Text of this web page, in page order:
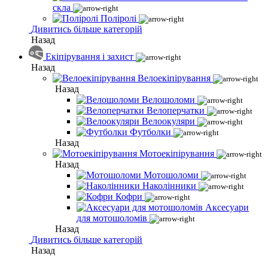
скла
Поліролі
Дивитись більше категорій
Назад
Екіпірування і захист
Назад
Велоекіпірування
Назад
Велошоломи
Велоперчатки
Велоокуляри
Футболки
Назад
Мотоекіпірування
Назад
Мотошоломи
Наколінники
Кофри
Аксесуари
для мотошоломів
Назад
Дивитись більше категорій
Назад